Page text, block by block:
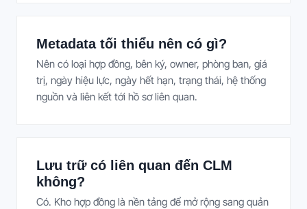
Metadata tối thiểu nên có gì?
Nên có loại hợp đồng, bên ký, owner, phòng ban, giá
trị, ngày hiệu lực, ngày hết hạn, trạng thái, hệ thống
nguồn và liên kết tới hồ sơ liên quan.
Lưu trữ có liên quan đến CLM
không?
Có. Kho hợp đồng là nền tảng để mở rộng sang quản